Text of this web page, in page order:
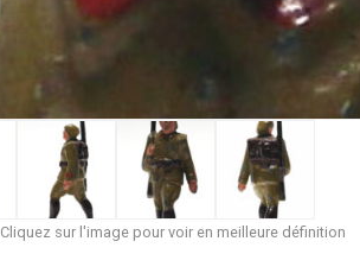
Cliquez sur l'image pour voir en meilleure définition